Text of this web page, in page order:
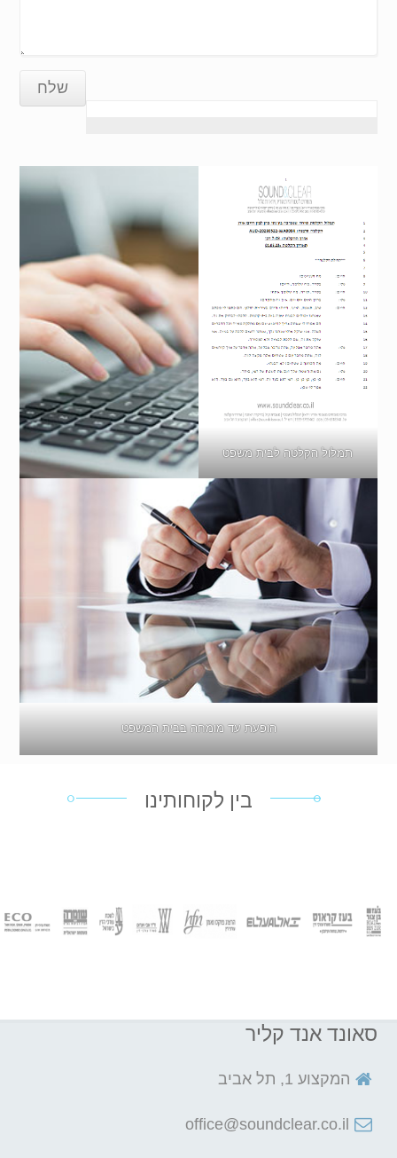
תמלול הקלטה לבית משפט
הופעת עד מומחה בבית המשפט
בין לקוחותינו
סאונד אנד קליר
המקצוע 1, תל אביב
office@soundclear.co.il